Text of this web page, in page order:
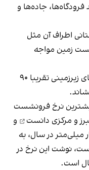
جاده‌ها و
اطراف آن مثل
زمین مواجه
به گفته محققان، استخراج ناپایدار آب‌های زیرزمینی تقریبا ۹۰
نرخ فرونشست
و مرکزی دانست
و
میلی‌متر در سال، به
نوشت این نرخ در